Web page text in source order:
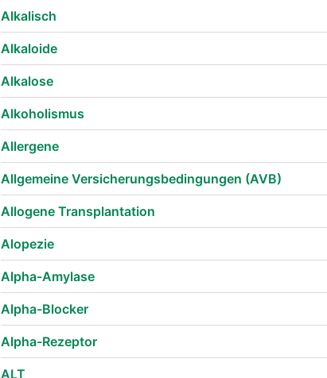
Alkalisch
Alkaloide
Alkalose
Alkoholismus
Allergene
Allgemeine Versicherungsbedingungen (AVB)
Allogene Transplantation
Alopezie
Alpha-Amylase
Alpha-Blocker
Alpha-Rezeptor
ALT